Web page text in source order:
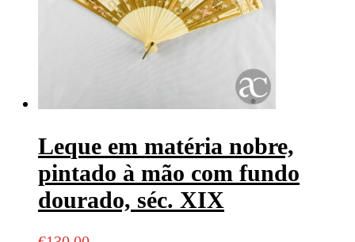
Leque em matéria nobre,
pintado à mão com fundo
dourado, séc. XIX